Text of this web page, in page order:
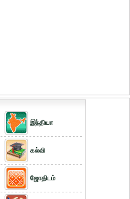
இந்தியா
கல்வி
ஜோதிடம்